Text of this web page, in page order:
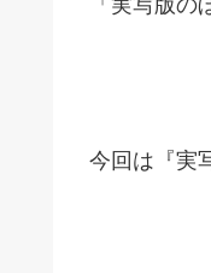
「実写版
今回は『実